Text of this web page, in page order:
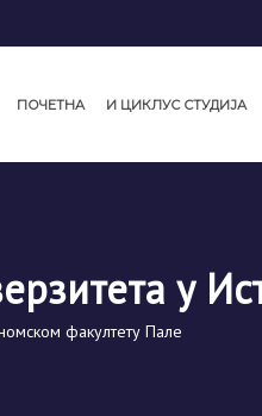
ПОЧЕТНА И ЦИКЛУС СТУДИЈА
у
факултету Пале